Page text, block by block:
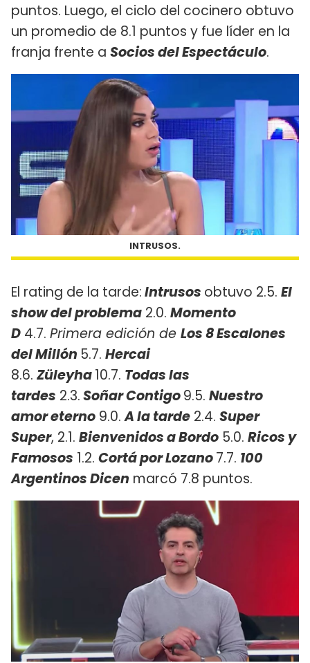
puntos. Luego, el ciclo del cocinero obtuvo
un promedio de 8.1 puntos y fue líder en la
franja frente a Socios del Espectáculo.
INTRUSOS.
El rating de la tarde:Intrusos obtuvo 2.5. El
show del problema 2.0. Momento
D 4.7. Primera edición de Los 8 Escalones
del Millón 5.7. Hercai
8.6. Züleyha10.7. Todas las
tardes 2.3.Soñar Contigo9.5. Nuestro
amor eterno 9.0.A la tarde 2.4. Super
Super, 2.1. Bienvenidos a Bordo 5.0. Ricos y
Famosos 1.2. Cortá por Lozano7.7. 100
Argentinos Dicen marcó 7.8 puntos.